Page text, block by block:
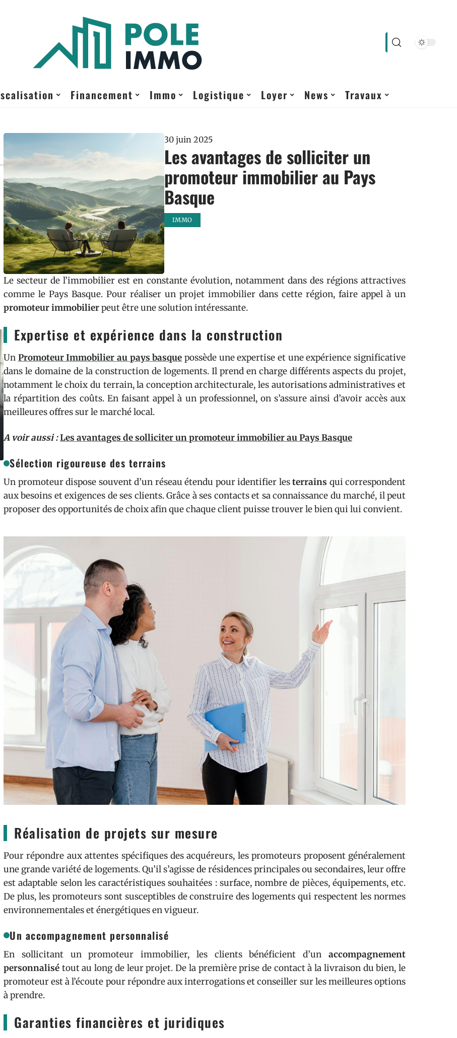
Financement Immo Logistique Loyer News Travaux
30 juin 2025
Les avantages de solliciter un
promoteur immobilier au Pays
Basque
IMMO
Le secteur de l’immobilier est en constante évolution, notamment dans des régions attractives
comme le Pays Basque. Pour réaliser un projet immobilier dans cette région, faire appel à un
promoteur immobilierpeut être une solution intéressante.
Expertise et expérience dans la construction
Un Promoteur Immobilier au pays basque possède une expertise et une expérience significative
dans le domaine de la construction de logements. Il prend en charge différents aspects du projet,
notamment le choix du terrain, la conception architecturale, les autorisations administratives et
la répartition des coûts. En faisant appel à un professionnel, on s’assure ainsi d’avoir accès aux
meilleures offres sur le marché local.
A voir aussi :Les avantages de solliciter un promoteur immobilier au Pays Basque
Sélection rigoureuse des terrains
Un promoteur dispose souvent d’un réseau étendu pour identifier lesterrains qui correspondent
aux besoins et exigences de ses clients. Grâce à ses contacts et sa connaissance du marché, il peut
proposer des opportunités de choix afin que chaque client puisse trouver le bien qui lui convient.
Réalisation de projets sur mesure
Pour répondre aux attentes spécifiques des acquéreurs, les promoteurs proposent généralement
une grande variété de logements. Qu’il s’agisse de résidences principales ou secondaires, leur offre
est adaptable selon les caractéristiques souhaitées : surface, nombre de pièces, équipements, etc.
De plus, les promoteurs sont susceptibles de construire des logements qui respectent les normes
environnementales et énergétiques en vigueur.
Un accompagnement personnalisé
En sollicitant un promoteur immobilier, les clients bénéficient d’un accompagnement
personnalisé tout au long de leur projet. De la première prise de contact à la livraison du bien, le
promoteur est à l’écoute pour répondre aux interrogations et conseiller sur les meilleures options
à prendre.
Garanties financières et juridiques